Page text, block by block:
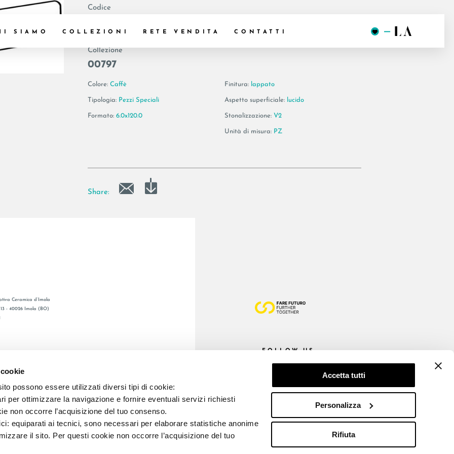
possono essere utilizzati diversi tipi di cookie:
per ottimizzare la navigazione e fornire eventuali servizi richiesti
non occorre l’acquisizione del tuo consenso.
equiparati ai tecnici, sono necessari per elaborare statistiche anonime
il sito. Per questi cookie non occorre l’acquisizione del tuo
Accetta tutti
Personalizza
Rifiuta
SIAMO COLLEZIONI RETE VENDITA CONTATTI
Codice
Collezione
00797
Colore: Caffè
Tipologia: Pezzi Speciali
Formato: 6.0x120.0
Finitura: lappato
Aspetto superficiale: lucido
Stonalizzazione: V2
Unità di misura: PZ
Share:
Ceramica d’Imola
- 40026 Imola (BO)
FOLLOW US
E REG. IMPR. BO 00286900378 R.E.A. BO 5545